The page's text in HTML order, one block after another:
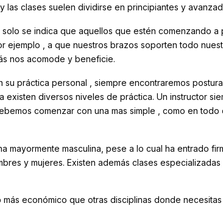
clases suelen dividirse en principiantes y
se indica que aquellos que estén comenzando
ejemplo , a que nuestros brazos soporten todo
nos acomode y beneficie.
su práctica personal , siempre encontraremos
diversos niveles de práctica. Un instructor
comenzar con una mas simple , como en
mayormente masculina, pese a lo cual ha entrado
y mujeres. Existen además clases
económico que otras disciplinas donde